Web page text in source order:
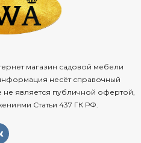
магазин садовой мебели
несёт справочный
не является публичной офертой,
Статьи 437 ГК РФ.